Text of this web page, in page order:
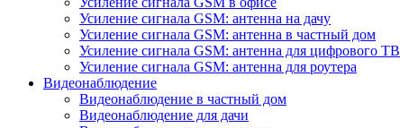
Усиление сигнала GSM: антенна на дачу
Усиление сигнала GSM: антенна в частный дом
Усиление сигнала GSM: антенна для цифрового ТВ
Усиление сигнала GSM: антенна для роутера
Видеонаблюдение
Видеонаблюдение в частный дом
Видеонаблюдение для дачи